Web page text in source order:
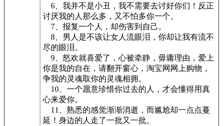
6、我并不是小丑，我不需要去讨好你们！反正
讨厌我的人那么多，又不怕多你一个。
7、报复一个人，却伤害到自己。
8、男人是不该让女人流眼泪，你却让我有流不
尽的眼泪。
9、怒欢就喜爱了，心被牵静，毋庸理由，爱上
你是我的自在，请翻开窗心，淘宝网网上购物，
争我的灵魂取你的灵魂相拥。
10、一个愿意珍惜你过去的人，才会懂得用真
心来爱你。
11、熟悉的感觉渐渐消逝，而尴尬却一点点蔓
延！身边的人走了一批又一批。